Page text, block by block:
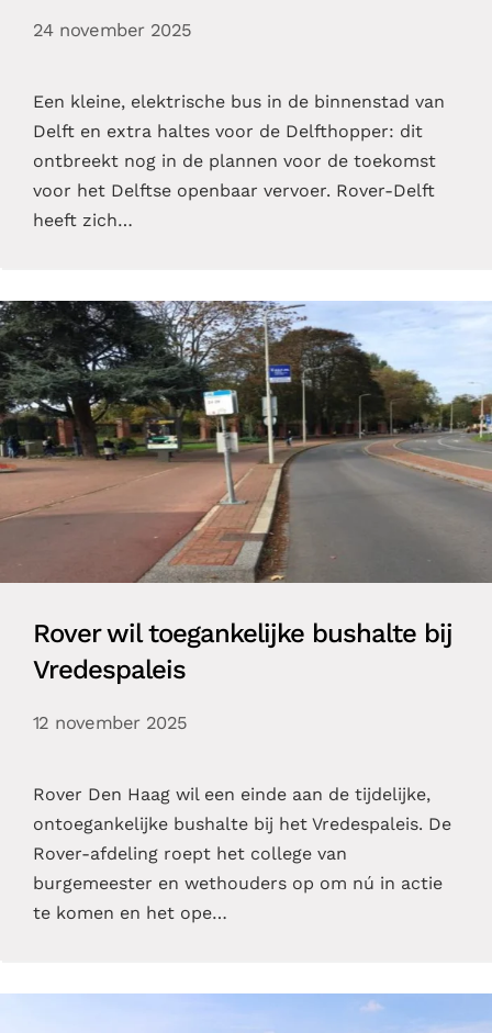
24 november 2025
Een kleine, elektrische bus in de binnenstad van
Delft en extra haltes voor de Delfthopper: dit
ontbreekt nog in de plannen voor de toekomst
voor het Delftse openbaar vervoer. Rover-Delft
heeft zich…
Rover wil toegankelijke bushalte bij
Vredespaleis
12 november 2025
Rover Den Haag wil een einde aan de tijdelijke,
ontoegankelijke bushalte bij het Vredespaleis. De
Rover-afdeling roept het college van
burgemeester en wethouders op om nú in actie
te komen en het ope…